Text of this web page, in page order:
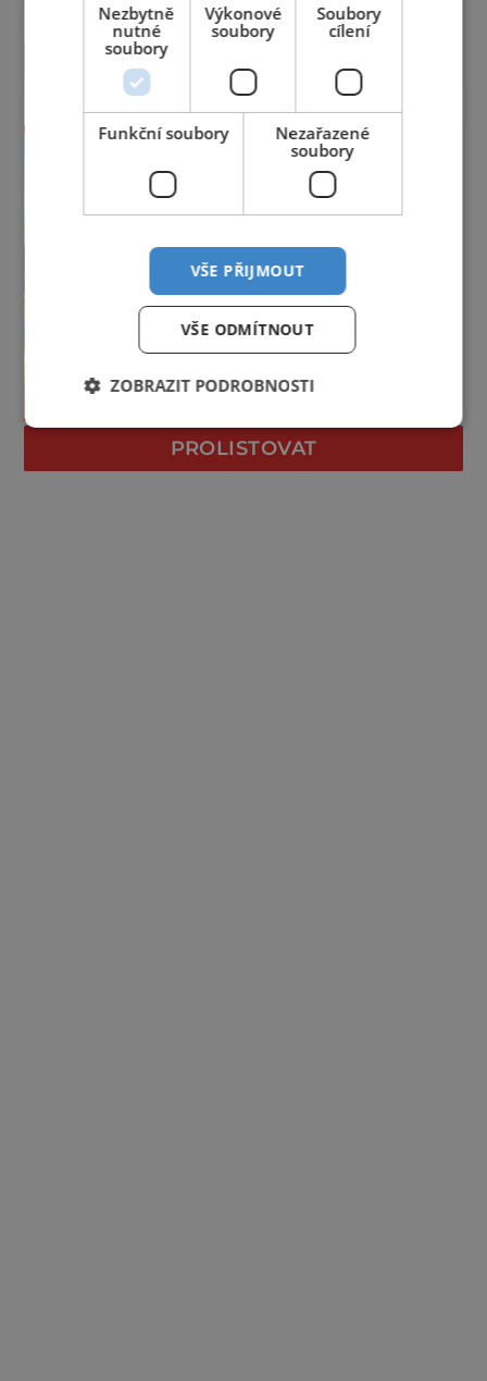
PROLISTOVAT
Nezbytně
nutné
soubory
Výkonové
soubory
Soubory
cílení
Funkční soubory
Nezařazené
soubory
VŠE PŘIJMOUT
VŠE ODMÍTNOUT
ZOBRAZIT PODROBNOSTI